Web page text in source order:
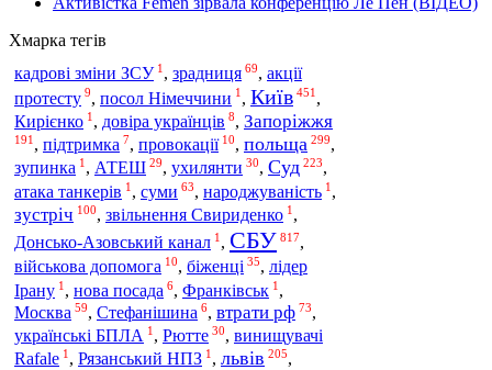
Хмарка тегів
кадрові зміни ЗСУ 1, зрадниця 69, акції
протесту 9, посол Німеччини 1, Київ 451,
Кирієнко 1 , довіра українців 8, Запоріжжя
191 , підтримка 7, провокації 10, польща 299,
зупинка 1, АТЕШ 29, ухилянти 30, Суд 223,
атака танкерів 1 , суми 63, народжуваність 1 ,
зустріч 100, звільнення Свириденко 1 ,
Донсько-Азовський канал 1 , СБУ 817,
військова допомога 10, біженці 35, лідер
Ірану 1 , нова посада 6, Франківськ 1 ,
Москва 59, Стефанішина 6, втрати рф 73,
українські БПЛА 1, Рютте 30, винищувачі
Rafale 1 , Рязанський НПЗ 1 , львів 205,